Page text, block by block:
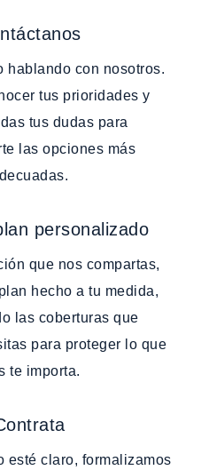
hablando con nosotros.
tus prioridades y
tus dudas para
las opciones más
personalizado
que nos compartas,
hecho a tu medida,
las coberturas que
para proteger lo que
te importa.
esté claro, formalizamos